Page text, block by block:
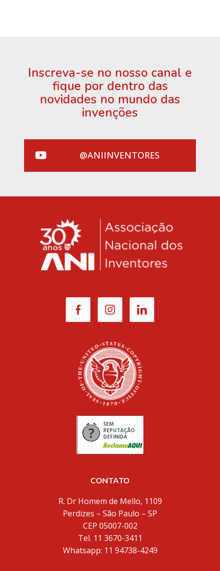
Inscreva-se no nosso canal e
fique por dentro das
novidades no mundo das
invenções
@ANIINVENTORES
SEM
REPUTAÇÃO
DEFINIDA
CONTATO
R. Dr Homem de Mello, 1109
Perdizes – São Paulo – SP
CEP 05007-002
Tel. 11 3670-3411
Whatsapp: 11 94738-4249